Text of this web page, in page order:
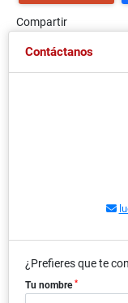
Compartir
Contáctanos
¿Prefieres que te
Tu nombre *